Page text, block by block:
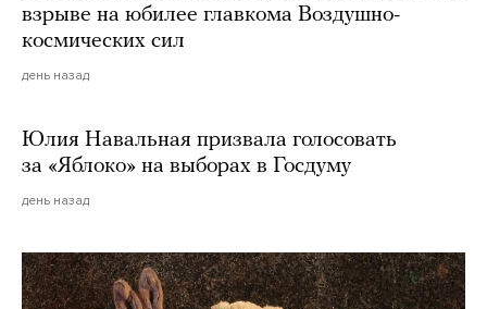
взрыве на юбилее главкома Воздушно-
космических сил
день назад
Юлия Навальная призвала голосовать
за «Яблоко» на выборах в Госдуму
день назад